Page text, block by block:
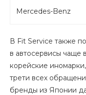
Mercedes-Benz
В Fit Service также
в автосервисы чаще
корейские
трети всех
бренды из Японии